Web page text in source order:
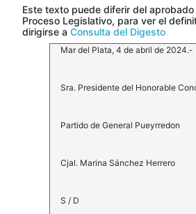
Este texto puede diferir del
Proceso Legislativo, para ver el
dirigirse a Consulta del Digesto
Mar del Plata, 4 de abril de 2024.-
Sra. Presidente del Honorable
Partido de General Pueyrredon
Cjal. Marina Sánchez Herrero
S / D